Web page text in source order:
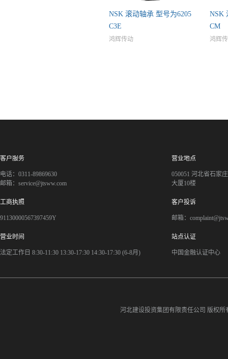
NSK 滚动轴承 型号为6205
C3E
鸿辉传动
NSK
CM
鸿辉
客户服务
电话：0311-89869630
邮箱：service@jtsww.com
营业地点
050051 河北省石家
大厦10楼
工商执照
91130000567397459Y
客户投诉
邮箱：
营业时间
法定工作日 8:30-11:30 13:30-17:30 14:30-17:30 (6-8月)
站点认证
中国金融认证中心
河北建设投资集团有限责任公司 版权所